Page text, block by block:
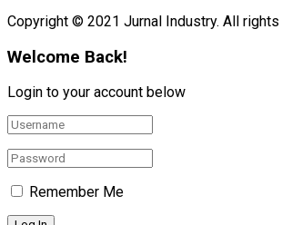
Copyright © 2021 Jurnal Industry. All
Welcome Back!
Login to your account below
Remember Me